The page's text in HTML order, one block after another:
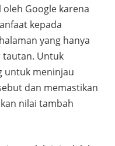
Google karena
kepada
yang hanya
tautan. Untuk
untuk meninjau
dan memastikan
nilai tambah